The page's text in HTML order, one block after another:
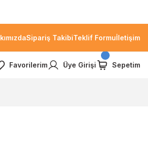
Sipariş TakibiTeklif Formuİletişim
Favorilerim Üye Girişi Sepetim